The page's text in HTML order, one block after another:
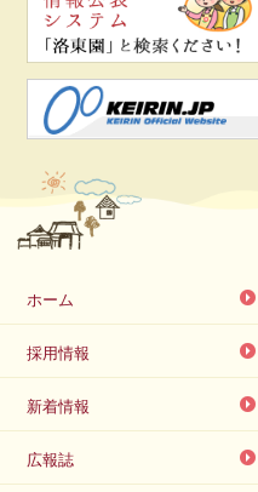
ホーム
採用情報
新着情報
広報誌